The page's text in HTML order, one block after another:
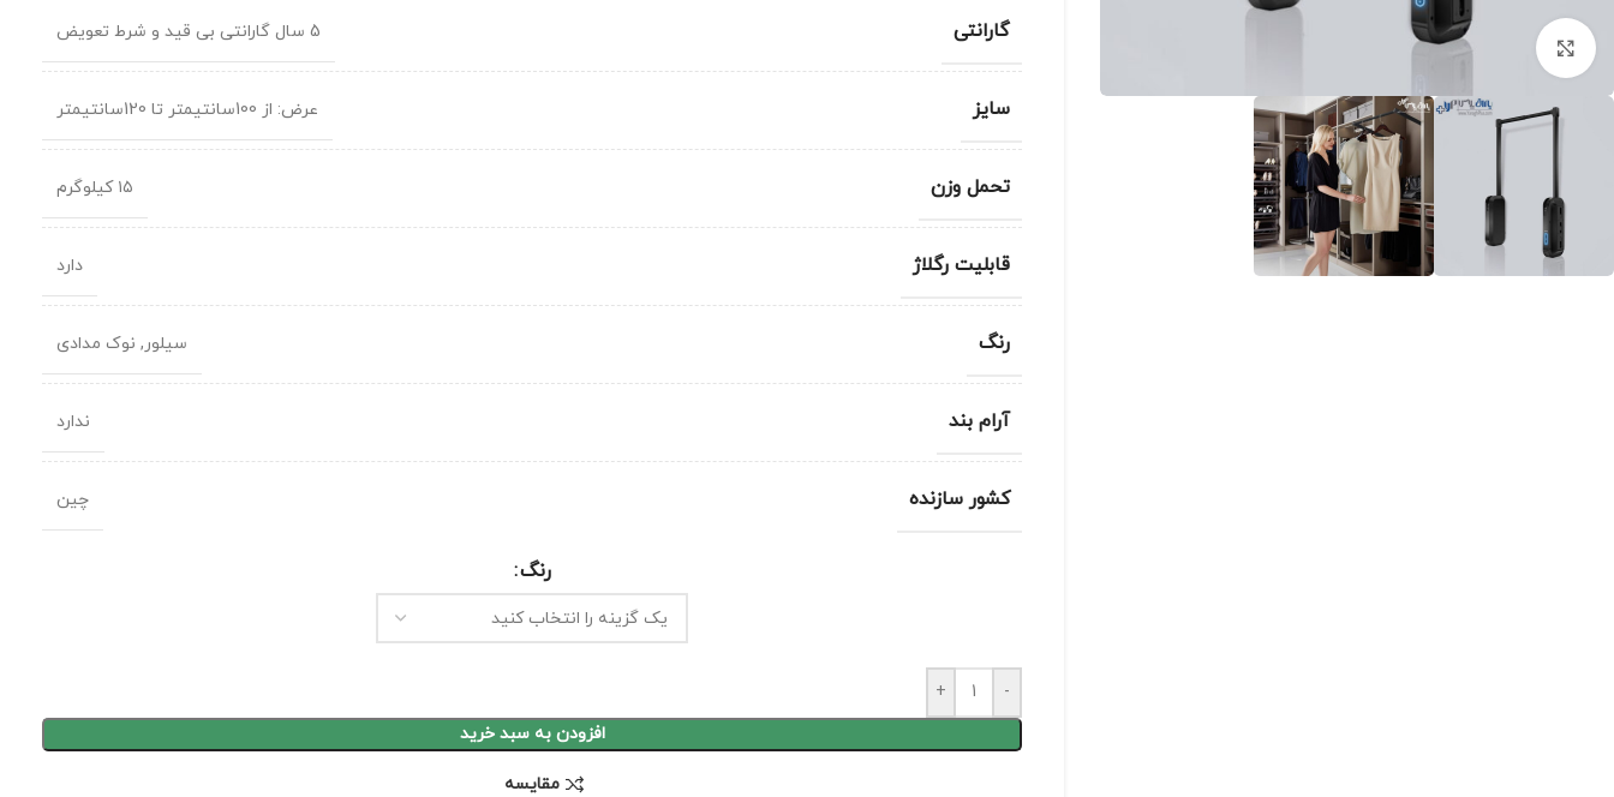
برای بزرگنمایی کلیک کنید
گارانتی 5 سال گارانتی بی قید و شرط تعویض
سایز عرض: از 100سانتیمتر تا 120سانتیمتر
تحمل وزن ۱۵ کیلوگرم
قابلیت رگلاژ دارد
رنگ سیلور, نوک مدادی
آرام بند ندارد
کشور سازنده چین
رنگ
-
+
افزودن به سبد خرید
مقايسه